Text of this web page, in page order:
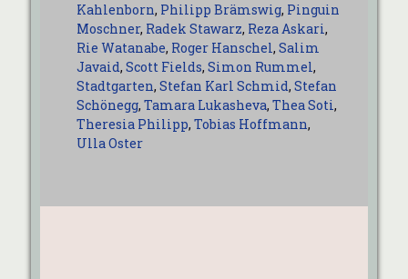
Kahlenborn, Philipp Brämswig, Pinguin
Moschner, Radek Stawarz, Reza Askari,
Rie Watanabe, Roger Hanschel, Salim
Javaid, Scott Fields, Simon Rummel,
Stadtgarten, Stefan Karl Schmid, Stefan
Schönegg, Tamara Lukasheva, Thea Soti,
Theresia Philipp, Tobias Hoffmann,
Ulla Oster